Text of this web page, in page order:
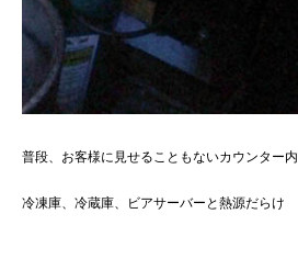
普段、お客様に見せることもないカウンター内
冷凍庫、冷蔵庫、ビアサーバーと熱源だらけ